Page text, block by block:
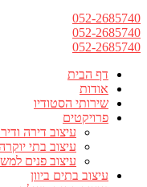
052-2685740
052-2685740
052-2685740
דף הבית
אודות
שירותי הסטודיו
פרויקטים
עיצוב דירה
עיצוב בתי
עיצוב פנים
עיצוב בתים ביוון